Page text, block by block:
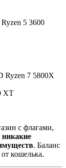
5 3600
Ryzen 7 5800X
XT
с флагами,
никакие
. Баланс
от кошелька.